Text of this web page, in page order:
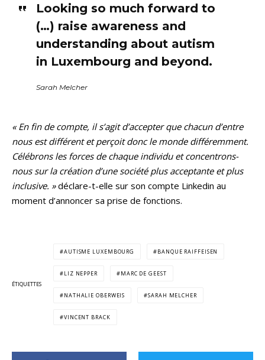
Looking so much forward to
(…) raise awareness and
understanding about autism
in Luxembourg and beyond.
Sarah Melcher
« En fin de compte, il s’agit d’accepter que chacun d’entre
nous est différent et perçoit donc le monde différemment.
Célébrons les forces de chaque individu et concentrons-
nous sur la création d’une société plus acceptante et plus
inclusive. »déclare-t-elle sur son compte Linkedin au
moment d’annoncer sa prise de fonctions.
ÉTIQUETTES
AUTISME LUXEMBOURG BANQUE RAIFFEISEN
LIZ NEPPER MARC DE GEEST
NATHALIE OBERWEIS SARAH MELCHER
VINCENT BRACK